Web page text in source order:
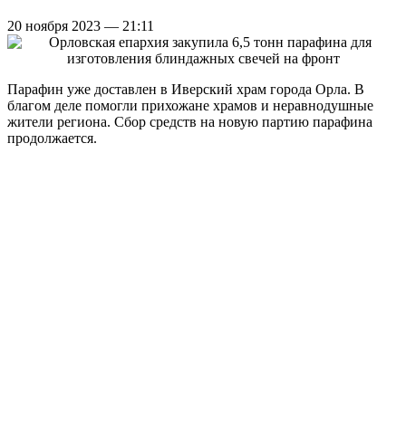
20 ноября 2023 — 21:11
Парафин уже доставлен в Иверский храм города Орла. В
благом деле помогли прихожане храмов и неравнодушные
жители региона. Сбор средств на новую партию парафина
продолжается.